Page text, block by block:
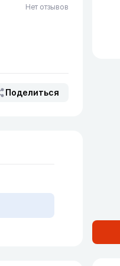
Поделиться
Нет отзывов